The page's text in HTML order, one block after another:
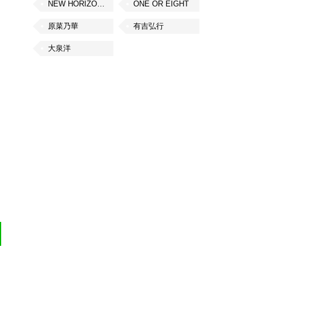
NEW HORIZON FEST ONE OR EIGHT
原菜乃華 有吉弘行
大泉洋